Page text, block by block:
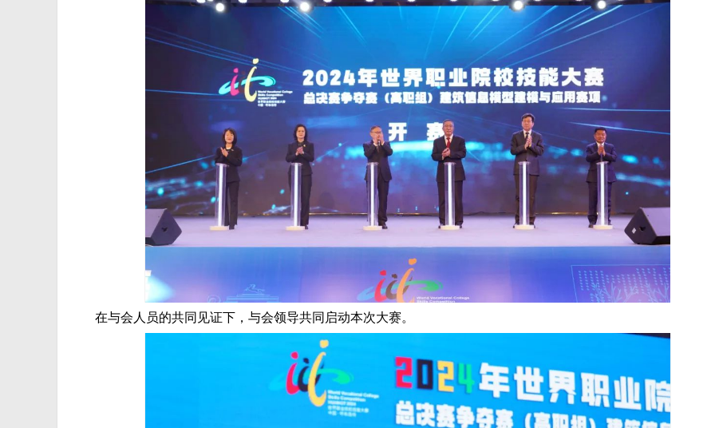
在与会人员的共同见证下，与会领导共同启动本次大赛。